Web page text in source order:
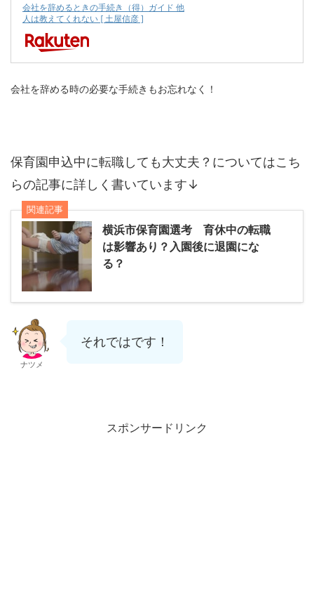
会社を辞めるときの手続き（得）ガイド 他
人は教えてくれない [ 土屋信彦 ]
会社を辞める時の必要な手続きもお忘れなく！
保育園申込中に転職しても大丈夫？についてはこち
らの記事に詳しく書いています↓
関連記事
横浜市保育園選考 育休中の転職
は影響あり？入園後に退園にな
る？
ナツメ
それではです！
スポンサードリンク